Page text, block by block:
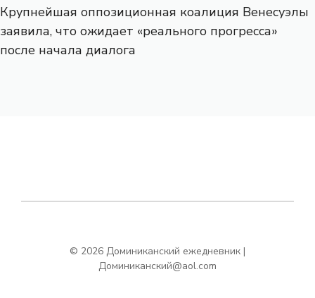
Крупнейшая оппозиционная коалиция Венесуэлы
заявила, что ожидает «реального прогресса»
после начала диалога
© 2026 Доминиканский ежедневник |
Доминиканский@aol.com